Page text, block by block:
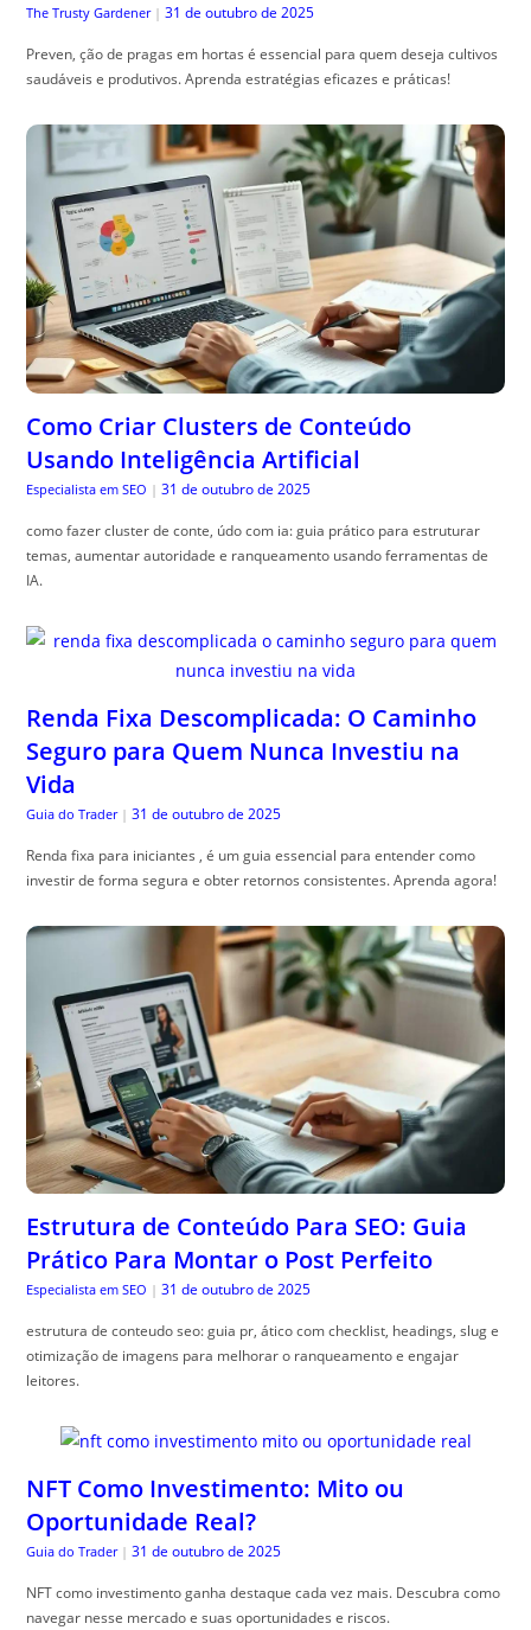
The Trusty Gardener | 31 de outubro de 2025
Preven, ção de pragas em hortas é essencial para quem deseja cultivos
saudáveis e produtivos. Aprenda estratégias eficazes e práticas!
Como Criar Clusters de Conteúdo
Usando Inteligência Artificial
Especialista em SEO | 31 de outubro de 2025
como fazer cluster de conte, údo com ia: guia prático para estruturar
temas, aumentar autoridade e ranqueamento usando ferramentas de
IA.
Renda Fixa Descomplicada: O Caminho
Seguro para Quem Nunca Investiu na
Vida
Guia do Trader | 31 de outubro de 2025
Renda fixa para iniciantes , é um guia essencial para entender como
investir de forma segura e obter retornos consistentes. Aprenda agora!
Estrutura de Conteúdo Para SEO: Guia
Prático Para Montar o Post Perfeito
Especialista em SEO | 31 de outubro de 2025
estrutura de conteudo seo: guia pr, ático com checklist, headings, slug e
otimização de imagens para melhorar o ranqueamento e engajar
leitores.
NFT Como Investimento: Mito ou
Oportunidade Real?
Guia do Trader | 31 de outubro de 2025
NFT como investimento ganha destaque cada vez mais. Descubra como
navegar nesse mercado e suas oportunidades e riscos.